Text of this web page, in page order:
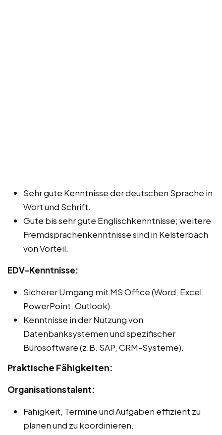
Sehr gute Kenntnisse der deutschen Sprache in
Wort und Schrift.
Gute bis sehr gute Englischkenntnisse; weitere
Fremdsprachenkenntnisse sind in Kelsterbach
von Vorteil.
EDV-Kenntnisse:
Sicherer Umgang mit MS Office (Word, Excel,
PowerPoint, Outlook).
Kenntnisse in der Nutzung von
Datenbanksystemen und spezifischer
Bürosoftware (z.B. SAP, CRM-Systeme).
Praktische Fähigkeiten:
Organisationstalent:
Fähigkeit, Termine und Aufgaben effizient zu
planen und zu koordinieren.